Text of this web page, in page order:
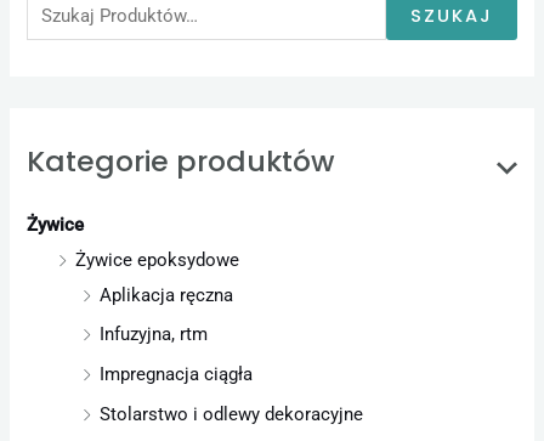
k
:
SZUKAJ
Kategorie produktów
Żywice
Żywice epoksydowe
Aplikacja ręczna
Infuzyjna, rtm
Impregnacja ciągła
Stolarstwo i odlewy dekoracyjne